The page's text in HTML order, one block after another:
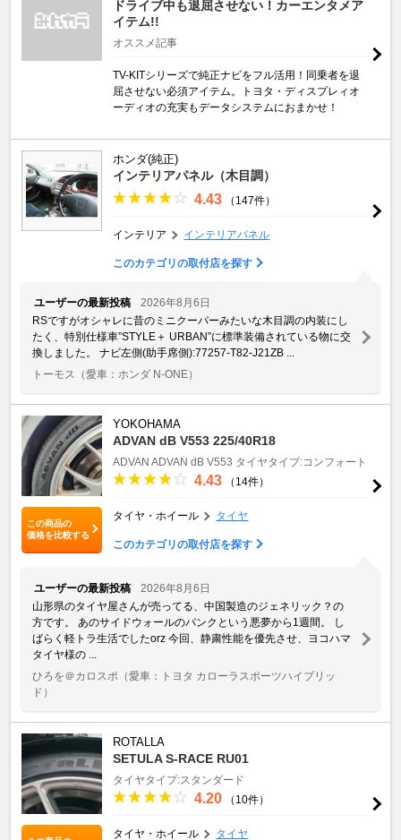
ドライブ中も退屈させない！カーエンタメア
イテム!!
オススメ記事
TV-KITシリーズで純正ナビをフル活用！同乗者を退
屈させない必須アイテム。トヨタ・ディスプレィオ
ーディオの充実もデータシステムにおまかせ！
ホンダ(純正)
インテリアパネル（木目調）
4.43 （147件）
インテリア インテリアパネル
このカテゴリの取付店を探す
ユーザーの最新投稿
2026年8月6日
RSですがオシャレに昔のミニクーパーみたいな木目調の内装にし
たく、特別仕様車”STYLE＋ URBAN”に標準装備されている物に交
換しました。 ナビ左側(助手席側):77257-T82-J21ZB ...
トーモス
（愛車：ホンダ N-ONE）
この商品の
価格を比較する
YOKOHAMA
ADVAN dB V553 225/40R18
ADVAN ADVAN dB V553 タイヤタイプ:コンフォート
4.43 （14件）
タイヤ・ホイール タイヤ
このカテゴリの取付店を探す
ユーザーの最新投稿
2026年8月6日
山形県のタイヤ屋さんが売ってる、中国製造のジェネリック？の
方です。 あのサイドウォールのパンクという悪夢から1週間。 し
ばらく軽トラ生活でしたorz 今回、静粛性能を優先させ、ヨコハマ
タイヤ様の ...
ひろを＠カロスポ （愛車：トヨタ カローラスポーツハイブリッ
ド）
ROTALLA
SETULA S-RACE RU01
タイヤタイプ:スタンダード
4.20 （10件）
タイヤ・ホイール タイヤ